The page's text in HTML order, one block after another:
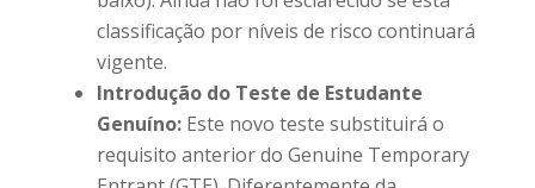
classificação por níveis de risco continuará
vigente.
Introdução do Teste de Estudante
Genuíno: Este novo teste substituirá o
requisito anterior do Genuine Temporary